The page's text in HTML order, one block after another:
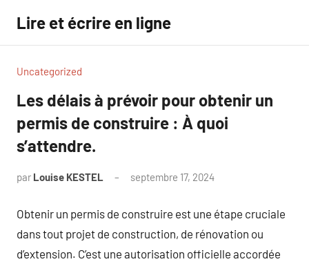
contenu
Lire et écrire en ligne
Uncategorized
Les délais à prévoir pour obtenir un
permis de construire : À quoi
s’attendre.
par Louise KESTEL septembre 17, 2024
Obtenir un permis de construire est une étape cruciale
dans tout projet de construction, de rénovation ou
d’extension. C’est une autorisation officielle accordée